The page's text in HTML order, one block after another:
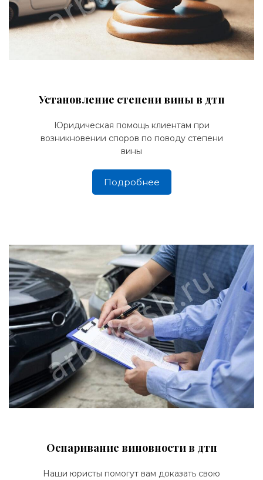
Установление степени вины в дтп
Юридическая помощь клиентам при
возникновении споров по поводу степени
вины
Подробнее
Оспаривание виновности в дтп
Наши юристы помогут вам доказать свою